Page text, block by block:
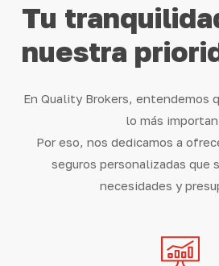
Tu
nuestra
En Quality Brokers, entendemos
lo más
Por eso, nos dedicamos a
seguros personalizadas que
necesidades y